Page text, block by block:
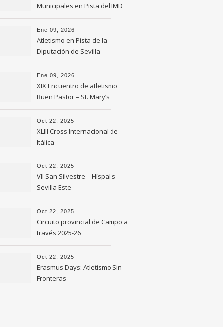
Municipales en Pista del IMD
de Sevilla
Ene 09, 2026
Atletismo en Pista de la
Diputación de Sevilla
Ene 09, 2026
XIX Encuentro de atletismo
Buen Pastor – St. Mary’s
Oct 22, 2025
XLIII Cross Internacional de
Itálica
Oct 22, 2025
VII San Silvestre – Híspalis
Sevilla Este
Oct 22, 2025
Circuito provincial de Campo a
través 2025-26
Oct 22, 2025
Erasmus Days: Atletismo Sin
Fronteras